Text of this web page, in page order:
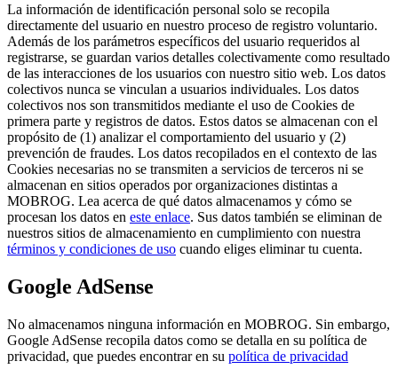
La información de identificación personal solo se recopila
directamente del usuario en nuestro proceso de registro voluntario.
Además de los parámetros específicos del usuario requeridos al
registrarse, se guardan varios detalles colectivamente como resultado
de las interacciones de los usuarios con nuestro sitio web. Los datos
colectivos nunca se vinculan a usuarios individuales. Los datos
colectivos nos son transmitidos mediante el uso de Cookies de
primera parte y registros de datos. Estos datos se almacenan con el
propósito de (1) analizar el comportamiento del usuario y (2)
prevención de fraudes. Los datos recopilados en el contexto de las
Cookies necesarias no se transmiten a servicios de terceros ni se
almacenan en sitios operados por organizaciones distintas a
MOBROG. Lea acerca de qué datos almacenamos y cómo se
procesan los datos en este enlace. Sus datos también se eliminan de
nuestros sitios de almacenamiento en cumplimiento con nuestra
términos y condiciones de uso cuando eliges eliminar tu cuenta.
Google AdSense
No almacenamos ninguna información en MOBROG. Sin embargo,
Google AdSense recopila datos como se detalla en su política de
privacidad, que puedes encontrar en su política de privacidad